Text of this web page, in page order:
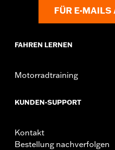
FÜR E-MAILS
FAHREN LERNEN
Motorradtraining
KUNDEN-SUPPORT
Kontakt
Bestellung nachverfolgen